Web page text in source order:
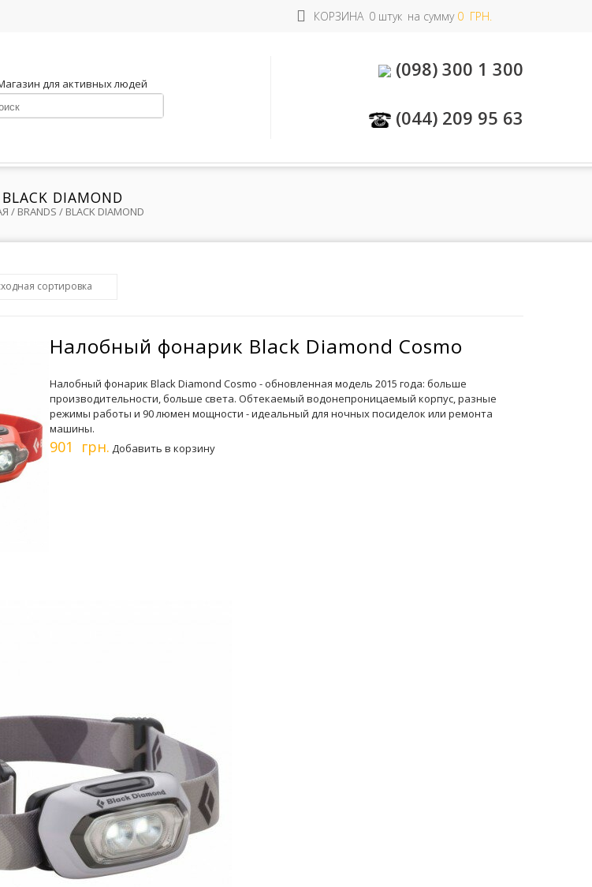
КОРЗИНА 0 штук на сумму 0 ГРН.
для активных людей
(098) 300 1 300
(044) 209 95 63
BLACK DIAMOND
/ BRANDS / BLACK DIAMOND
Налобный фонарик Black Diamond Cosmo
Налобный фонарик Black Diamond Cosmo - обновленная модель 2015 года: больше
производительности, больше света. Обтекаемый водонепроницаемый корпус, разные
режимы работы и 90 люмен мощности - идеальный для ночных посиделок или ремонта
машины.
901 грн. Добавить в корзину